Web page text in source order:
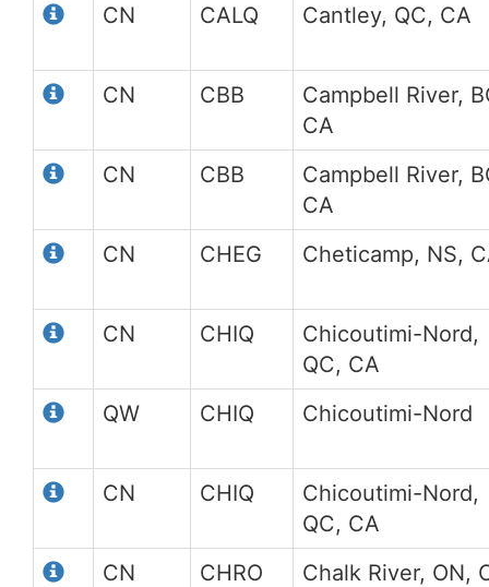
CN CALQ Cantley, QC, CA
CN CBB
Campbell River,
CA
CN
CBB
Campbell River,
CA
CN
CHEG Cheticamp, NS,
CN CHIQ
Chicoutimi-Nord,
QC, CA
QW
CHIQ Chicoutimi-Nord
CN CHIQ
Chicoutimi-Nord,
QC, CA
CN
CHRO Chalk River, ON,